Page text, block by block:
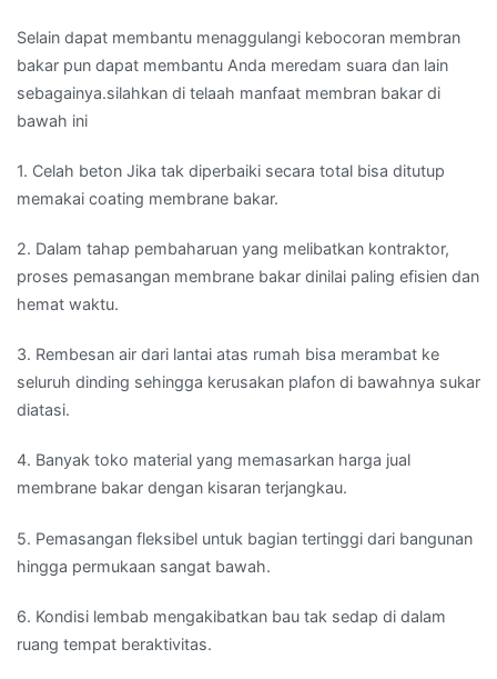
Selain dapat membantu menaggulangi kebocoran membran
bakar pun dapat membantu Anda meredam suara dan lain
sebagainya.silahkan di telaah manfaat membran bakar di
bawah ini
1. Celah beton Jika tak diperbaiki secara total bisa ditutup
memakai coating membrane bakar.
2. Dalam tahap pembaharuan yang melibatkan kontraktor,
proses pemasangan membrane bakar dinilai paling efisien dan
hemat waktu.
3. Rembesan air dari lantai atas rumah bisa merambat ke
seluruh dinding sehingga kerusakan plafon di bawahnya sukar
diatasi.
4. Banyak toko material yang memasarkan harga jual
membrane bakar dengan kisaran terjangkau.
5. Pemasangan fleksibel untuk bagian tertinggi dari bangunan
hingga permukaan sangat bawah.
6. Kondisi lembab mengakibatkan bau tak sedap di dalam
ruang tempat beraktivitas.